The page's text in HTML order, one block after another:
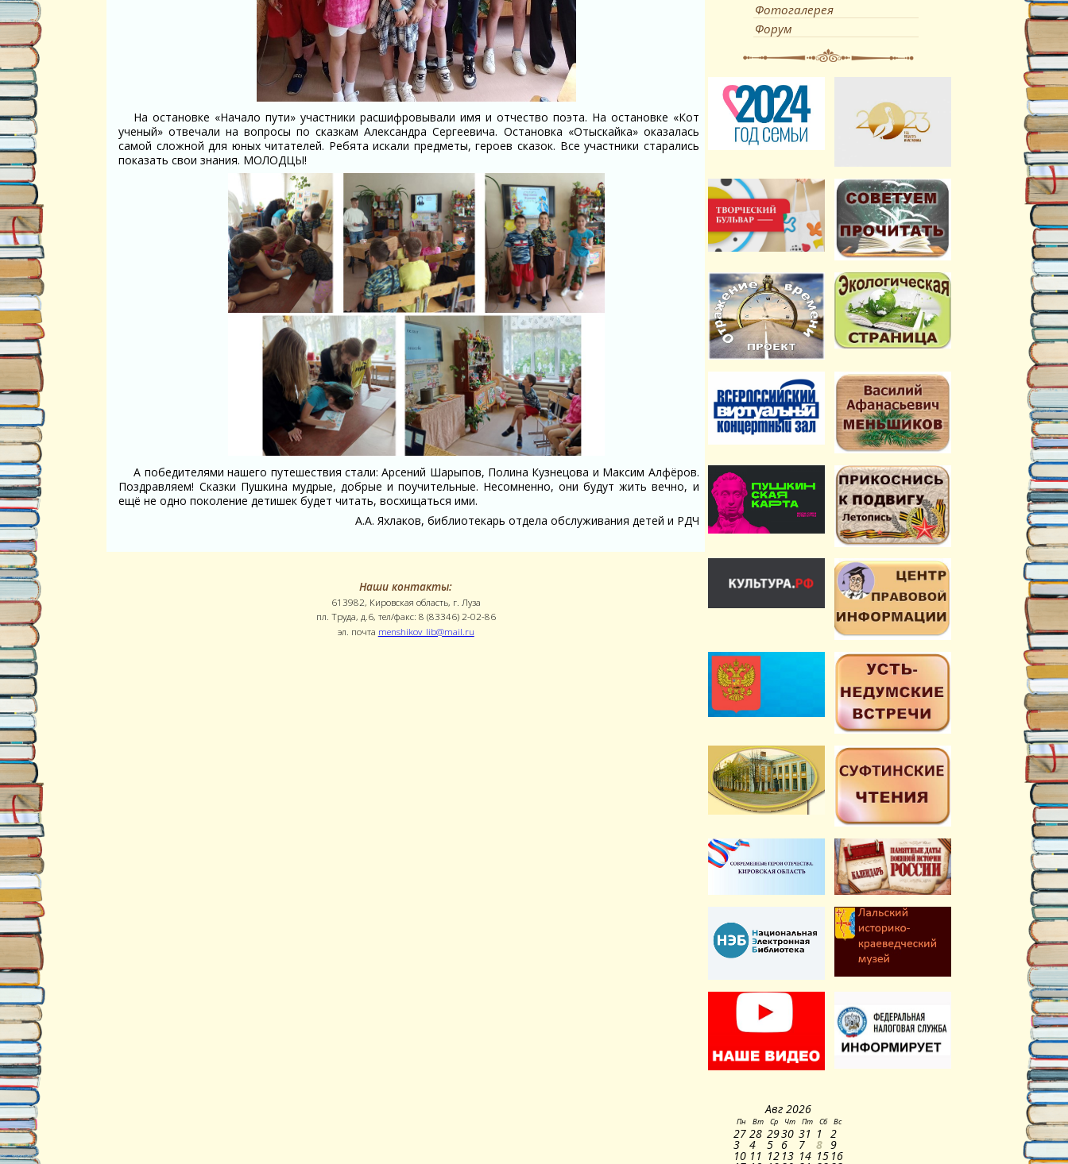
На остановке «Начало пути» участники расшифровывали имя и отчество поэта. На остановке «Кот
ученый» отвечали на вопросы по сказкам Александра Сергеевича. Остановка «Отыскайка» оказалась
самой сложной для юных читателей. Ребята искали предметы, героев сказок. Все участники старались
показать свои знания. МОЛОДЦЫ!
А победителями нашего путешествия стали: Арсений Шарыпов, Полина Кузнецова и Максим Алфёров.
Поздравляем! Сказки Пушкина мудрые, добрые и поучительные. Несомненно, они будут жить вечно, и
ещё не одно поколение детишек будет читать, восхищаться ими.
А.А. Яхлаков, библиотекарь отдела обслуживания детей и РДЧ
Наши контакты:
613982, Кировская область, г. Луза
пл. Труда, д.6, тел/факс: 8 (83346) 2-02-86
эл. почта menshikov_lib@mail.ru
Фотогалерея
Форум
Авг 2026
Пн Вт Ср Чт Пт Сб Вс
27 28 2930 31 1 2
3 4 5 6 7 8 9
10 11 12 13 14 15 16